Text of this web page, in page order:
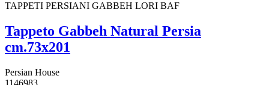
TAPPETI PERSIANI GABBEH LORI BAF
Tappeto Gabbeh Natural Persia
cm.73x201
Persian House
1146983